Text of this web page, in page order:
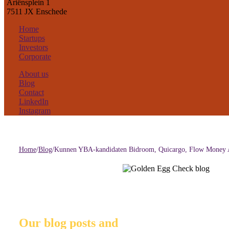
Ariënsplein 1
7511 JX Enschede
Home
Startups
Investors
Corporate
About us
Blog
Contact
LinkedIn
Instagram
Home/Blog/Kunnen YBA-kandidaten Bidroom, Quicargo, Flow Money
Our blog posts and